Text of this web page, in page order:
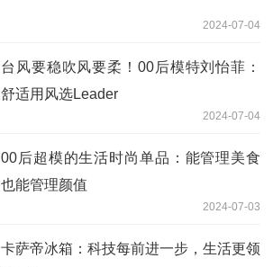
2024-07-04
台风要稳吹风要柔！00后模特刘怡菲：
舒适用风选Leader
2024-07-04
00后超模的生活时尚单品：能管理美食
也能管理颜值
2024-07-03
卡萨帝冰箱：科技每前进一步，生活更领